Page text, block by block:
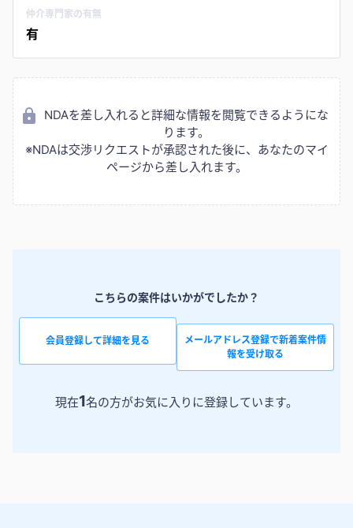
仲介専門家の有無
有
NDAを差し入れると詳細な情報を閲覧できるようにな
ります。
※NDAは交渉リクエストが承認された後に、あなたのマイ
ページから差し入れます。
こちらの案件はいかがでしたか？
会員登録して詳細を見る
メールアドレス登録で新着案件情
報を受け取る
現在1名の方がお気に入りに登録しています。